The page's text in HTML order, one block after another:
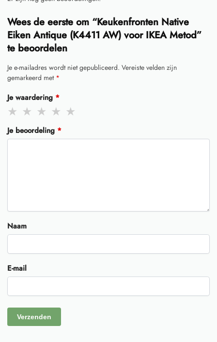
Wees de eerste om “Keukenfronten Native
Eiken Antique (K4411 AW) voor IKEA Metod”
te beoordelen
Je e-mailadres wordt niet gepubliceerd. Vereiste velden zijn
gemarkeerd met *
Je waardering *
Je beoordeling *
Naam
E-mail